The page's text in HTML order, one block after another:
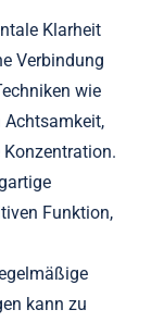
Klarheit
Verbindung
wie
Achtsamkeit,
Konzentration.
Funktion,
kann zu